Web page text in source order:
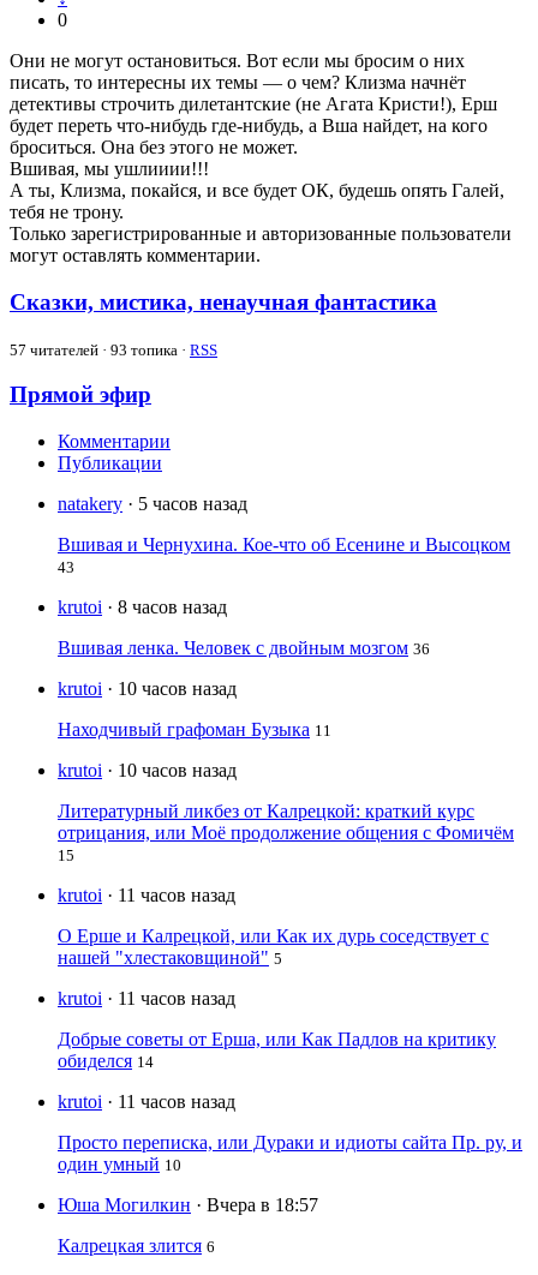
0
Они не могут остановиться. Вот если мы бросим о них
писать, то интересны их темы — о чем? Клизма начнёт
детективы строчить дилетантские (не Агата Кристи!), Ерш
будет переть что-нибудь где-нибудь, а Вша найдет, на кого
броситься. Она без этого не может.
Вшивая, мы ушлииии!!!
А ты, Клизма, покайся, и все будет ОК, будешь опять Галей,
тебя не трону.
Только зарегистрированные и авторизованные пользователи
могут оставлять комментарии.
Сказки, мистика, ненаучная фантастика
57 читателей · 93 топика · RSS
Прямой эфир
Комментарии
Публикации
natakery · 5 часов назад
Вшивая и Чернухина. Кое-что об Есенине и Высоцком
43
krutoi · 8 часов назад
Вшивая ленка. Человек с двойным мозгом 36
krutoi · 10 часов назад
Находчивый графоман Бузыка 11
krutoi · 10 часов назад
Литературный ликбез от Калрецкой: краткий курс
отрицания, или Моё продолжение общения с Фомичём
15
krutoi · 11 часов назад
О Ерше и Калрецкой, или Как их дурь соседствует с
нашей "хлестаковщиной" 5
krutoi · 11 часов назад
Добрые советы от Ерша, или Как Падлов на критику
обиделся 14
krutoi · 11 часов назад
Просто переписка, или Дураки и идиоты сайта Пр. ру, и
один умный 10
Юша Могилкин · Вчера в 18:57
Калрецкая злится 6